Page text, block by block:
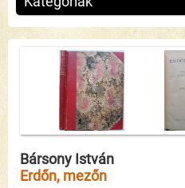
Vadászat
1950 előtti vadászkönyvek
1950 utáni vadászkönyvek
Vadászati folyóiratok
Vadászati sorozatok
Horgászat
Bársony István
Erdőn, mezőn